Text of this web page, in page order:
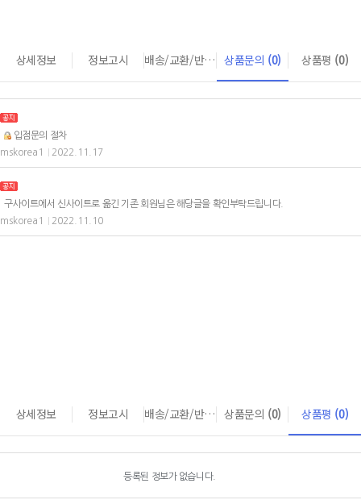
상세정보 정보고시 배송/교환/반품 안내 상품문의 (0) 상품평 (0)
입점문의 절차
mskorea1
2022.11.17
구사이트에서 신사이트로 옮긴 기존 회원님은 해당글을 확인부탁드립니다.
mskorea1
2022.11.10
상세정보 정보고시 배송/교환/반품 안내 상품문의 (0) 상품평 (0)
등록된 정보가 없습니다.